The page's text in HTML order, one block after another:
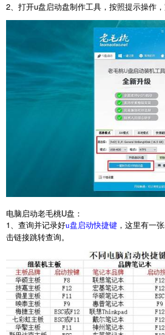
2、打开u盘启动盘制作工具，按照提示操作
电脑启动老毛桃U盘：
1、查询并记录好u盘启动快捷键 ，这里有一
击链接跳转查询。